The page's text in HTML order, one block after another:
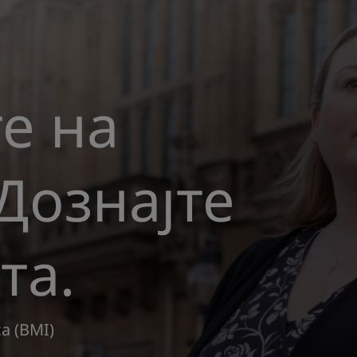
на
(BMI)
на телесна маса (BMI)?
и дознајте нешто